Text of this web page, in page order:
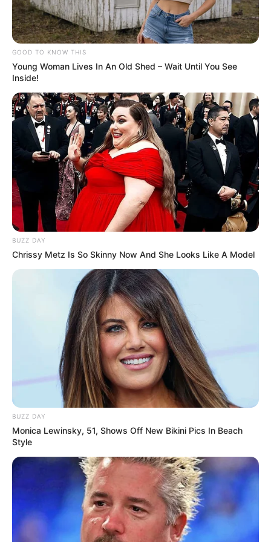
GOOD TO KNOW THIS
Young Woman Lives In An Old Shed – Wait Until You See
Inside!
BUZZ DAY
Chrissy Metz Is So Skinny Now And She Looks Like A Model
BUZZ DAY
Monica Lewinsky, 51, Shows Off New Bikini Pics In Beach
Style